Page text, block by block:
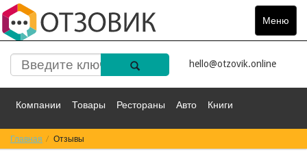
Меню
Toggle
hello@otzovik.online
Компании Товары Рестораны Авто Книги
Спорт Фильмы
Главная Отзывы